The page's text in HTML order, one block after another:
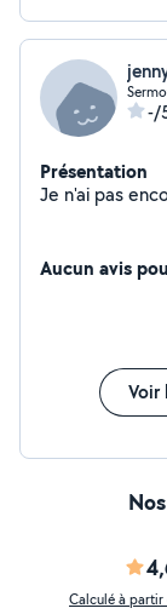
-/
Présentation
Aucun avis
Voir
Calculé à partir